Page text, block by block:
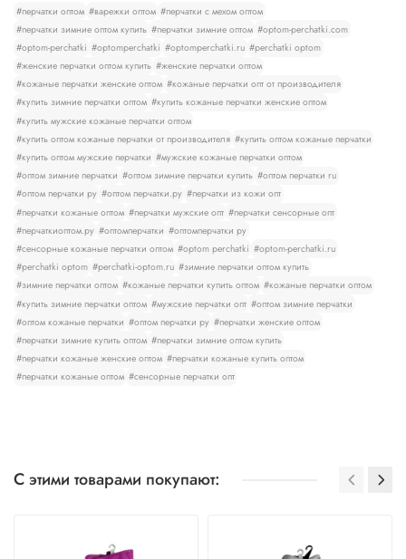
#перчатки оптом #варежки оптом #перчатки с мехом оптом
#перчатки зимние оптом купить #перчатки зимние оптом #optom-perchatki.com
#optom-perchatki #optomperchatki #optomperchatki.ru #perchatki optom
#женские перчатки оптом купить #женские перчатки оптом
#кожаные перчатки женские оптом #кожаные перчатки опт от производителя
#купить зимние перчатки оптом #купить кожаные перчатки женские оптом
#купить мужские кожаные перчатки оптом
#купить оптом кожаные перчатки от производителя #купить оптом кожаные перчатки
#купить оптом мужские перчатки #мужские кожаные перчатки оптом
#оптом зимние перчатки #оптом зимние перчатки купить #оптом перчатки ru
#оптом перчатки ру #оптом перчатки.ру #перчатки из кожи опт
#перчатки кожаные оптом #перчатки мужские опт #перчатки сенсорные опт
#перчаткиоптом.ру #оптомперчатки #оптомперчатки ру
#сенсорные кожаные перчатки оптом #optom perchatki #optom-perchatki.ru
#perchatki optom #perchatki-optom.ru #зимние перчатки оптом купить
#зимние перчатки оптом #кожаные перчатки купить оптом #кожаные перчатки оптом
#купить зимние перчатки оптом #мужские перчатки опт #оптом зимние перчатки
#оптом кожаные перчатки #оптом перчатки ру #перчатки женские оптом
#перчатки зимние купить оптом #перчатки зимние оптом купить
#перчатки кожаные женские оптом #перчатки кожаные купить оптом
#перчатки кожаные оптом #сенсорные перчатки опт
С этими товарами покупают: